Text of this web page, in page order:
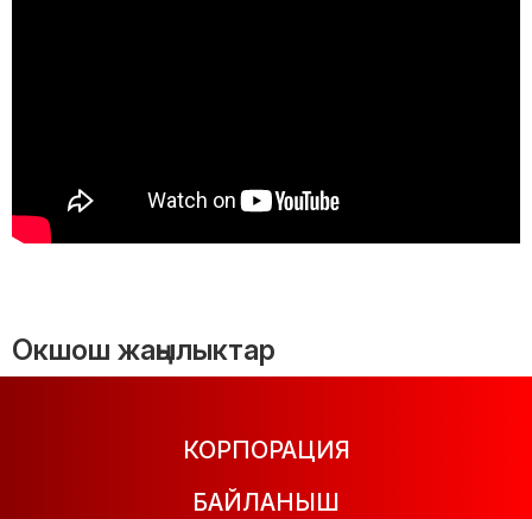
Окшош жаңылыктар
КОРПОРАЦИЯ
БАЙЛАНЫШ